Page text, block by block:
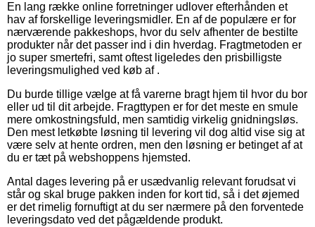
En lang række online forretninger udlover efterhånden et
hav af forskellige leveringsmidler. En af de populære er for
nærværende pakkeshops, hvor du selv afhenter de bestilte
produkter når det passer ind i din hverdag. Fragtmetoden er
jo super smertefri, samt oftest ligeledes den prisbilligste
leveringsmulighed ved køb af .
Du burde tillige vælge at få varerne bragt hjem til hvor du bor
eller ud til dit arbejde. Fragttypen er for det meste en smule
mere omkostningsfuld, men samtidig virkelig gnidningsløs.
Den mest letkøbte løsning til levering vil dog altid vise sig at
være selv at hente ordren, men den løsning er betinget af at
du er tæt på webshoppens hjemsted.
Antal dages levering på er usædvanlig relevant forudsat vi
står og skal bruge pakken inden for kort tid, så i det øjemed
er det rimelig fornuftigt at du ser nærmere på den forventede
leveringsdato ved det pågældende produkt.